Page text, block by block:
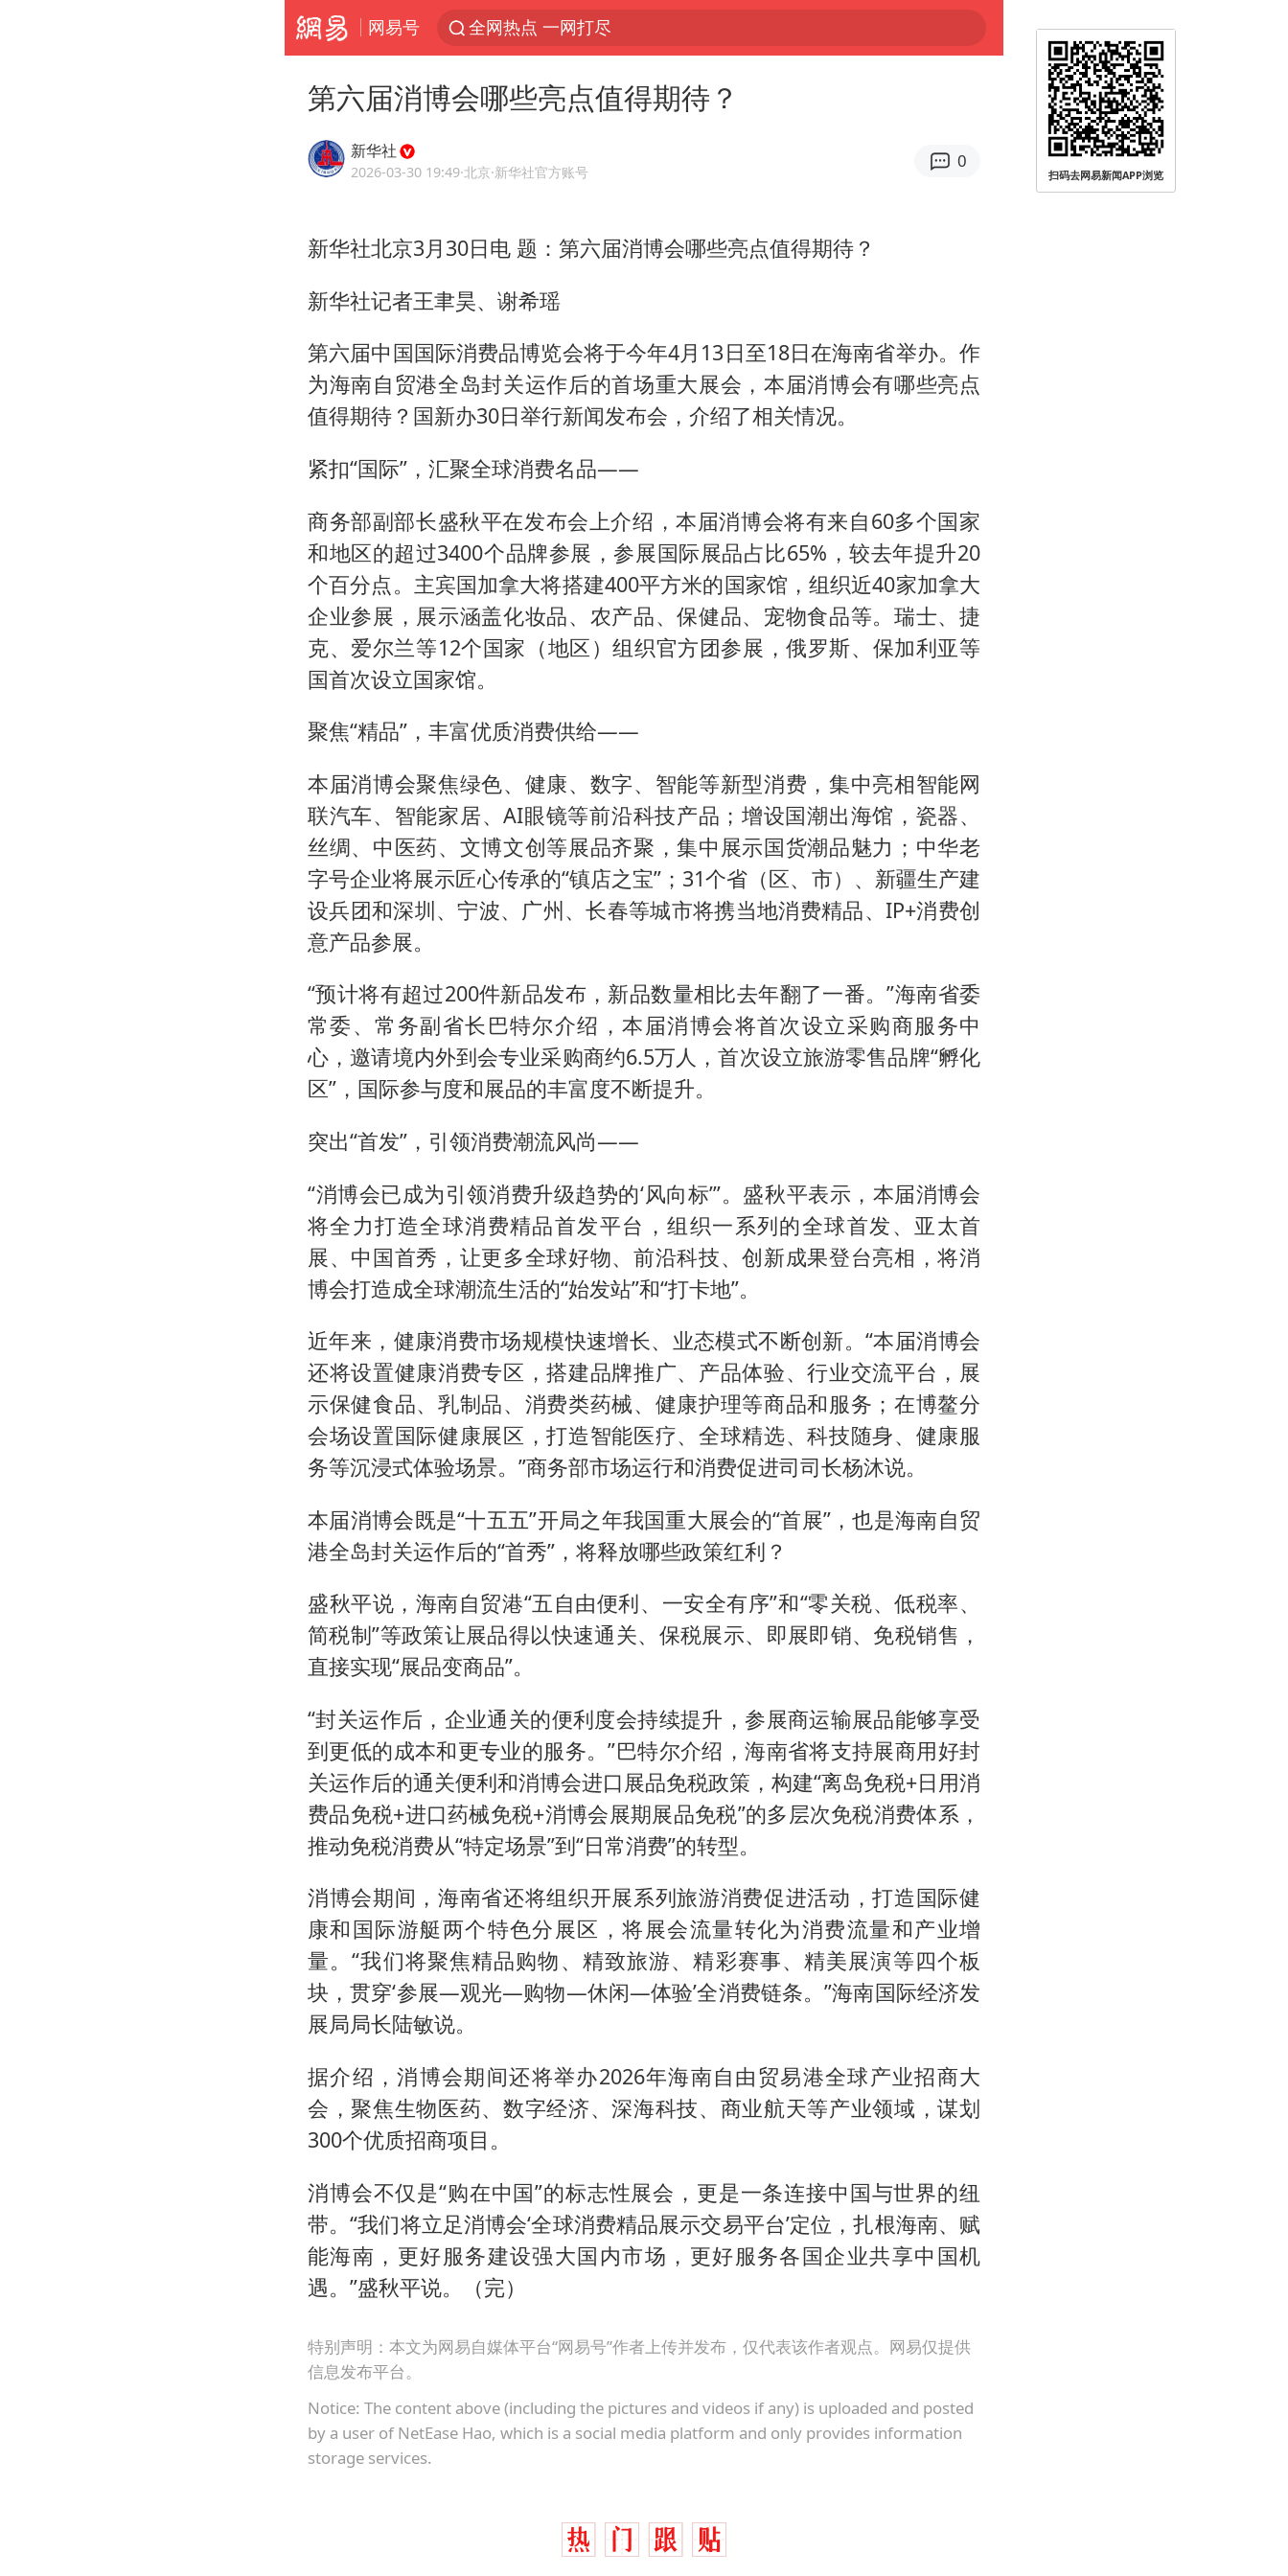
网易号 全网热点 一网打尽
第六届消博会哪些亮点值得期待？
新华社
2026-03-30 19:49·北京·新华社官方账号
0
新华社北京3月30日电 题：第六届消博会哪些亮点值得期待？
新华社记者王聿昊、谢希瑶
第六届中国国际消费品博览会将于今年4月13日至18日在海南省举办。作
为海南自贸港全岛封关运作后的首场重大展会，本届消博会有哪些亮点
值得期待？国新办30日举行新闻发布会，介绍了相关情况。
紧扣“国际”，汇聚全球消费名品——
商务部副部长盛秋平在发布会上介绍，本届消博会将有来自60多个国家
和地区的超过3400个品牌参展，参展国际展品占比65%，较去年提升20
个百分点。主宾国加拿大将搭建400平方米的国家馆，组织近40家加拿大
企业参展，展示涵盖化妆品、农产品、保健品、宠物食品等。瑞士、捷
克、爱尔兰等12个国家（地区）组织官方团参展，俄罗斯、保加利亚等
国首次设立国家馆。
聚焦“精品”，丰富优质消费供给——
本届消博会聚焦绿色、健康、数字、智能等新型消费，集中亮相智能网
联汽车、智能家居、AI眼镜等前沿科技产品；增设国潮出海馆，瓷器、
丝绸、中医药、文博文创等展品齐聚，集中展示国货潮品魅力；中华老
字号企业将展示匠心传承的“镇店之宝”；31个省（区、市）、新疆生产建
设兵团和深圳、宁波、广州、长春等城市将携当地消费精品、IP+消费创
意产品参展。
“预计将有超过200件新品发布，新品数量相比去年翻了一番。”海南省委
常委、常务副省长巴特尔介绍，本届消博会将首次设立采购商服务中
心，邀请境内外到会专业采购商约6.5万人，首次设立旅游零售品牌“孵化
区”，国际参与度和展品的丰富度不断提升。
突出“首发”，引领消费潮流风尚——
“消博会已成为引领消费升级趋势的‘风向标’”。盛秋平表示，本届消博会
将全力打造全球消费精品首发平台，组织一系列的全球首发、亚太首
展、中国首秀，让更多全球好物、前沿科技、创新成果登台亮相，将消
博会打造成全球潮流生活的“始发站”和“打卡地”。
近年来，健康消费市场规模快速增长、业态模式不断创新。“本届消博会
还将设置健康消费专区，搭建品牌推广、产品体验、行业交流平台，展
示保健食品、乳制品、消费类药械、健康护理等商品和服务；在博鳌分
会场设置国际健康展区，打造智能医疗、全球精选、科技随身、健康服
务等沉浸式体验场景。”商务部市场运行和消费促进司司长杨沐说。
本届消博会既是“十五五”开局之年我国重大展会的“首展”，也是海南自贸
港全岛封关运作后的“首秀”，将释放哪些政策红利？
盛秋平说，海南自贸港“五自由便利、一安全有序”和“零关税、低税率、
简税制”等政策让展品得以快速通关、保税展示、即展即销、免税销售，
直接实现“展品变商品”。
“封关运作后，企业通关的便利度会持续提升，参展商运输展品能够享受
到更低的成本和更专业的服务。”巴特尔介绍，海南省将支持展商用好封
关运作后的通关便利和消博会进口展品免税政策，构建“离岛免税+日用消
费品免税+进口药械免税+消博会展期展品免税”的多层次免税消费体系，
推动免税消费从“特定场景”到“日常消费”的转型。
消博会期间，海南省还将组织开展系列旅游消费促进活动，打造国际健
康和国际游艇两个特色分展区，将展会流量转化为消费流量和产业增
量。“我们将聚焦精品购物、精致旅游、精彩赛事、精美展演等四个板
块，贯穿‘参展—观光—购物—休闲—体验’全消费链条。”海南国际经济发
展局局长陆敏说。
据介绍，消博会期间还将举办2026年海南自由贸易港全球产业招商大
会，聚焦生物医药、数字经济、深海科技、商业航天等产业领域，谋划
300个优质招商项目。
消博会不仅是“购在中国”的标志性展会，更是一条连接中国与世界的纽
带。“我们将立足消博会‘全球消费精品展示交易平台’定位，扎根海南、赋
能海南，更好服务建设强大国内市场，更好服务各国企业共享中国机
遇。”盛秋平说。（完）
特别声明：本文为网易自媒体平台“网易号”作者上传并发布，仅代表该作者观点。网易仅提供
信息发布平台。
Notice: The content above (including the pictures and videos if any) is uploaded and posted
by a user of NetEase Hao, which is a social media platform and only provides information
storage services.
扫码去网易新闻APP浏览